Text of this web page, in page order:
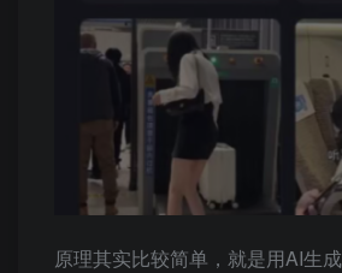
原理其实比较简单，就是用AI生